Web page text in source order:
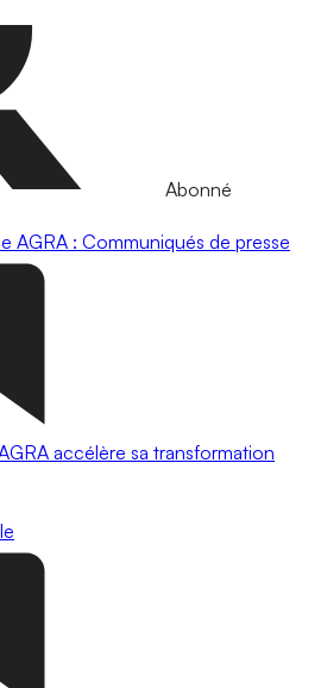
Abonné
AGRA : Communiqués de presse
accélère sa transformation